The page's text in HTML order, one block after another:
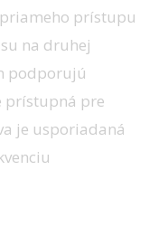
prístupu
na druhej
podporujú
prístupná pre
je usporiadaná